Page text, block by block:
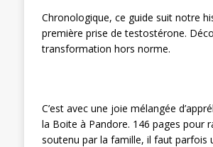
Chronologique, ce guide suit notre
première prise de testostérone.
transformation hors norme.
C’est avec une joie mélangée
la Boite à Pandore. 146 pages pour
soutenu par la famille, il faut parfois